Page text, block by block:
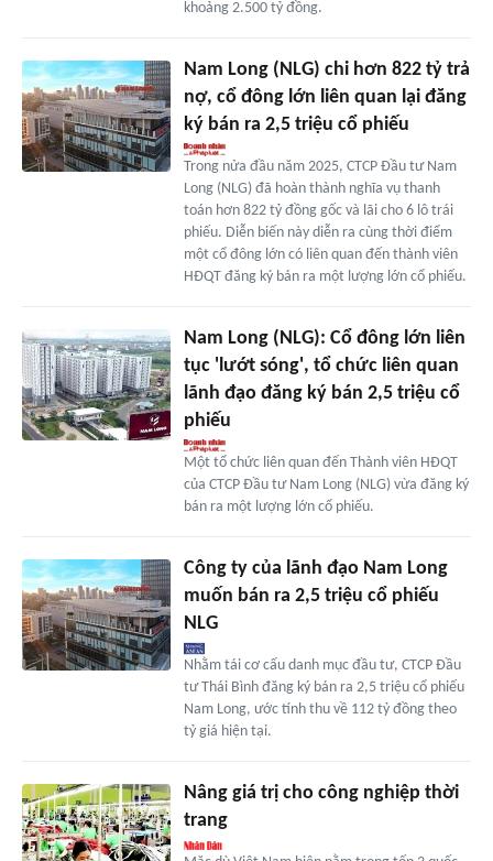
khoảng 2.500 tỷ đồng.
Nam Long (NLG) chi hơn 822 tỷ trả
nợ, cổ đông lớn liên quan lại đăng
ký bán ra 2,5 triệu cổ phiếu
Trong nửa đầu năm 2025, CTCP Đầu tư Nam
Long (NLG) đã hoàn thành nghĩa vụ thanh
toán hơn 822 tỷ đồng gốc và lãi cho 6 lô trái
phiếu. Diễn biến này diễn ra cùng thời điểm
một cổ đông lớn có liên quan đến thành viên
HĐQT đăng ký bán ra một lượng lớn cổ phiếu.
Nam Long (NLG): Cổ đông lớn liên
tục 'lướt sóng', tổ chức liên quan
lãnh đạo đăng ký bán 2,5 triệu cổ
phiếu
Một tổ chức liên quan đến Thành viên HĐQT
của CTCP Đầu tư Nam Long (NLG) vừa đăng ký
bán ra một lượng lớn cổ phiếu.
Công ty của lãnh đạo Nam Long
muốn bán ra 2,5 triệu cổ phiếu
NLG
Nhằm tái cơ cấu danh mục đầu tư, CTCP Đầu
tư Thái Bình đăng ký bán ra 2,5 triệu cổ phiếu
Nam Long, ước tính thu về 112 tỷ đồng theo
tỷ giá hiện tại.
Nâng giá trị cho công nghiệp thời
trang